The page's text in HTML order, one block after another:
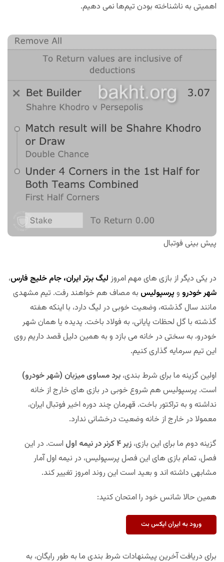
اهمیتی به ناشناخته بودن تیم‌ها نمی دهیم.
پیش بینی فوتبال
در یکی دیگر از بازی های مهم امروز لیگ برتر ایران، جام خلیج فارس،
شهر خودرو و پرسپولیس به مصاف هم خواهند رفت. تیم مشهدی
مانند سال گذشته، وضعیت خوبی در لیگ دارد، با اینکه هفته
گذشته با گل لحظات پایانی، به فولاد باخت. پدیده یا همان شهر
خودرو، به سختی در خانه می بازد و به همین دلیل قصد داریم روی
این تیم سرمایه گذاری کنیم.
اولین گزینه ما برای شرط بندی، برد مساوی میزبان (شهر خودرو)
است. پرسپولیس هم شروع خوبی در بازی های خارج از خانه
نداشته و به تراکتور باخت. قهرمان چند دوره اخیر فوتبال ایران،
معمولا در خارج از خانه وضعیت درخشانی ندارد.
گزینه دوم ما برای این بازی، زیر ۴ کرنر در نیمه اول
است. در این
فصل، تمام بازی های این فصل پرسپولیس، در نیمه اول آمار
مشابهی داشته اند و بعید است این روند امروز تغییر کند.
همین حالا شانس خود را امتحان کنید:
ورود به ایران ایکس بت
برای دریافت آخرین پیشنهادات شرط بندی ما به طور رایگان، به